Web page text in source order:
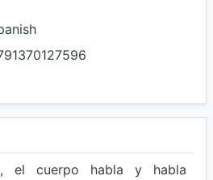
el cuerpo habla y habla